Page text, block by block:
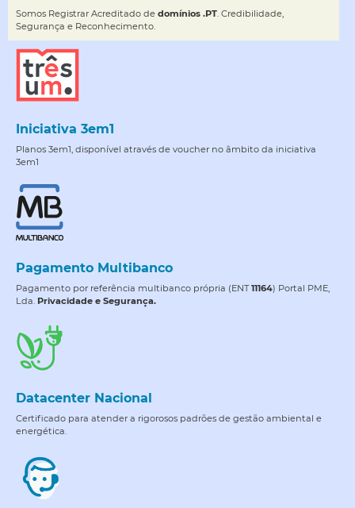
Somos Registrar Acreditado de domínios .PT. Credibilidade,
Segurança e Reconhecimento.
Iniciativa 3em1
Planos 3em1, disponível através de voucher no âmbito da iniciativa
3em1
Pagamento Multibanco
Pagamento por referência multibanco própria (ENT11164) Portal PME,
Lda. Privacidade e Segurança.
Datacenter Nacional
Certificado para atender a rigorosos padrões de gestão ambiental e
energética.